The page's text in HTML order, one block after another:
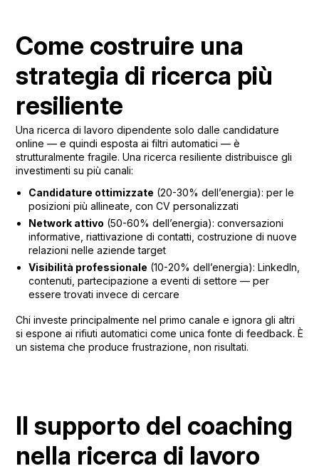
Come costruire una
strategia di ricerca più
resiliente
Una ricerca di lavoro dipendente solo dalle candidature
online — e quindi esposta ai filtri automatici — è
strutturalmente fragile. Una ricerca resiliente distribuisce gli
investimenti su più canali:
Candidature ottimizzate (20-30% dell’energia): per le
posizioni più allineate, con CV personalizzati
Network attivo (50-60% dell’energia): conversazioni
informative, riattivazione di contatti, costruzione di nuove
relazioni nelle aziende target
Visibilità professionale (10-20% dell’energia): LinkedIn,
contenuti, partecipazione a eventi di settore — per
essere trovati invece di cercare
Chi investe principalmente nel primo canale e ignora gli altri
si espone ai rifiuti automatici come unica fonte di feedback. È
un sistema che produce frustrazione, non risultati.
Il supporto del coaching
nella ricerca di lavoro